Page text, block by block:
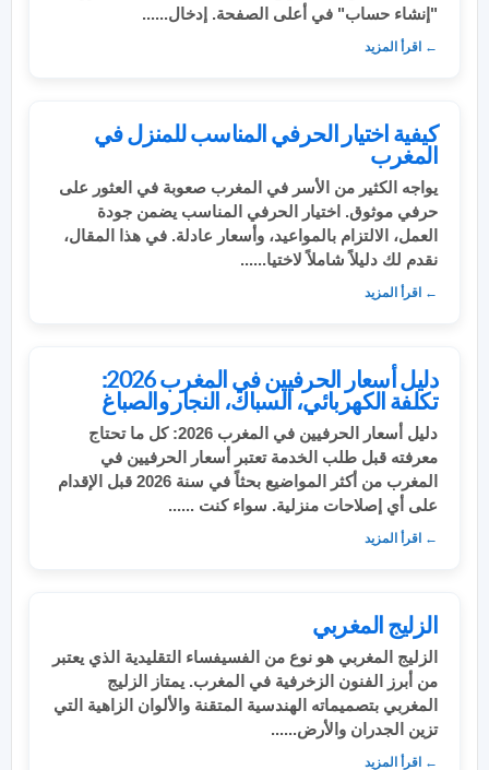
"إنشاء حساب" في أعلى الصفحة. إدخال......
← اقرأ المزيد
كيفية اختيار الحرفي المناسب للمنزل في
المغرب
يواجه الكثير من الأسر في المغرب صعوبة في العثور على
حرفي موثوق. اختيار الحرفي المناسب يضمن جودة
العمل، الالتزام بالمواعيد، وأسعار عادلة. في هذا المقال،
نقدم لك دليلاً شاملاً لاختيا......
← اقرأ المزيد
دليل أسعار الحرفيين في المغرب 2026:
تكلفة الكهربائي، السباك، النجار والصباغ
دليل أسعار الحرفيين في المغرب 2026: كل ما تحتاج
معرفته قبل طلب الخدمة تعتبر أسعار الحرفيين في
المغرب من أكثر المواضيع بحثاً في سنة 2026 قبل الإقدام
على أي إصلاحات منزلية. سواء كنت ......
← اقرأ المزيد
الزليج المغربي
الزليج المغربي هو نوع من الفسيفساء التقليدية الذي يعتبر
من أبرز الفنون الزخرفية في المغرب. يمتاز الزليج
المغربي بتصميماته الهندسية المتقنة والألوان الزاهية التي
تزين الجدران والأرض......
← اقرأ المزيد